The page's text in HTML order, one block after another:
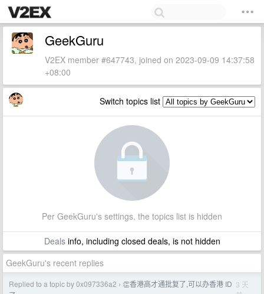
GeekGuru
V2EX member #647743, joined on 2023-09-09 14:37:58
+08:00
Switch topics list
Per GeekGuru's settings, the topics list is hidden
Dealsinfo, including closed deals, is not hidden
GeekGuru's recent replies
Replied to a topic by 0x097336a2 › 👏香港高才通批复了,可以办香港 ID 3 天